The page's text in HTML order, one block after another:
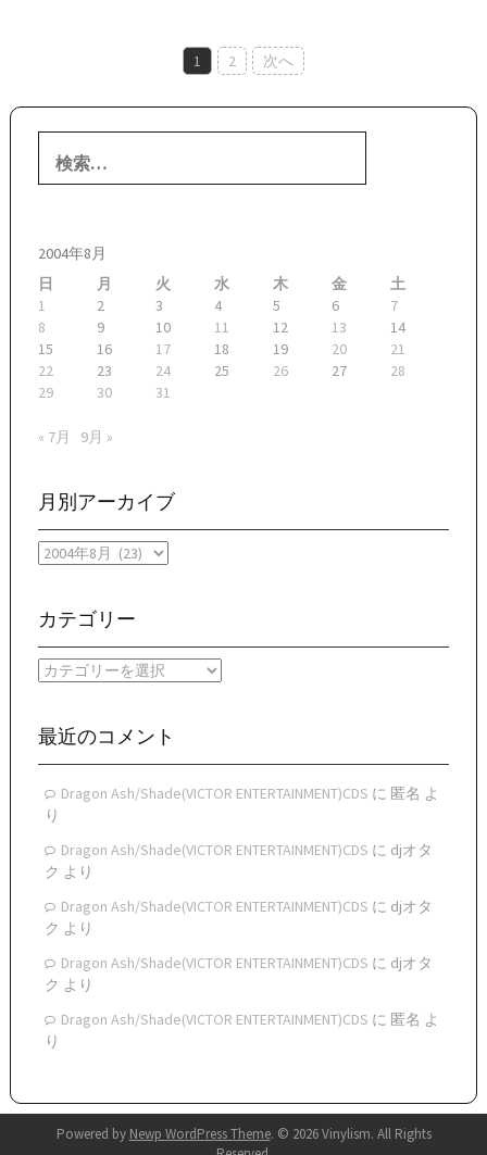
稿
ナ
ー
シ
ョ
ン
1 2 次へ
索:
2004年8月
日
月 火 水 木 金
土
1
2 3 4 5 6
7
8
9 10 11 12 13
14
15
16 17 18 19 20
21
22
23 24 25 26 27
28
29
30 31
« 7月 9月 »
月別アーカイブ
月
ー
イ
ブ
カテゴリー
カ
リ
最近のコメント
Dragon Ash/Shade(VICTOR ENTERTAINMENT)CDS に 匿名 よ
り
Dragon Ash/Shade(VICTOR ENTERTAINMENT)CDS に djオタ
ク より
Dragon Ash/Shade(VICTOR ENTERTAINMENT)CDS に djオタ
ク より
Dragon Ash/Shade(VICTOR ENTERTAINMENT)CDS に djオタ
ク より
Dragon Ash/Shade(VICTOR ENTERTAINMENT)CDS に 匿名 よ
り
Powered by Newp WordPress Theme. © 2026 Vinylism. All Rights